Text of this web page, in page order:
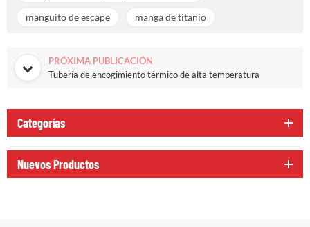
manguito de escape manga de titanio
PRÓXIMA PUBLICACIÓN
Tubería de encogimiento térmico de alta temperatura
Categorías
Nuevos Productos